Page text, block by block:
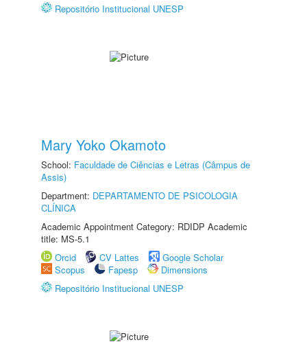
Repositório Institucional UNESP
Mary Yoko Okamoto
School: Faculdade de Ciências e Letras (Câmpus de
Assis)
Department: DEPARTAMENTO DE PSICOLOGIA
CLÍNICA
Academic Appointment Category: RDIDP Academic
title: MS-5.1
Orcid
CV Lattes
Google Scholar
Scopus
Fapesp
Dimensions
Repositório Institucional UNESP